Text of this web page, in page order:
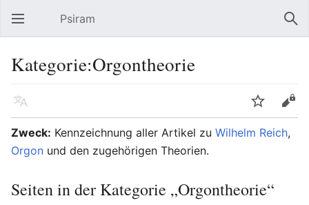
Hauptmenü öffnen Psiram
Kategorie:Orgontheorie
Sprache Beobachten
Bearbeiten
Zweck: Kennzeichnung aller Artikel zu Wilhelm Reich,
Orgon und den zugehörigen Theorien.
Seiten in der Kategorie „Orgontheorie“